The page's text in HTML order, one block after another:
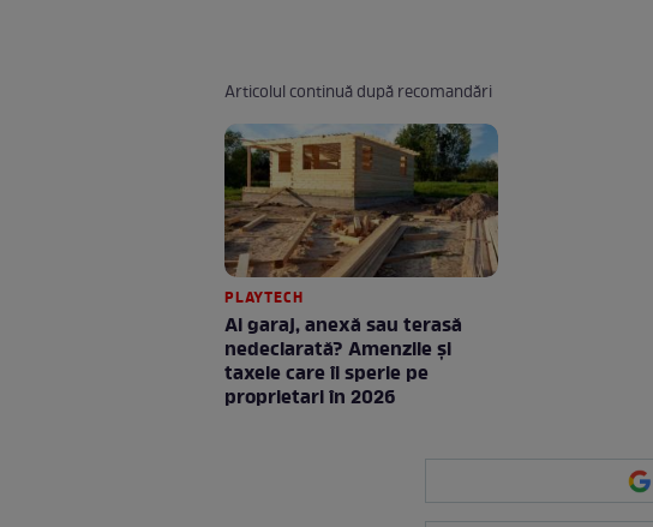
Articolul continuă după recomandări
PLAYTECH
Ai garaj, anexă sau terasă
nedeclarată? Amenzile și
taxele care îi sperie pe
proprietari în 2026